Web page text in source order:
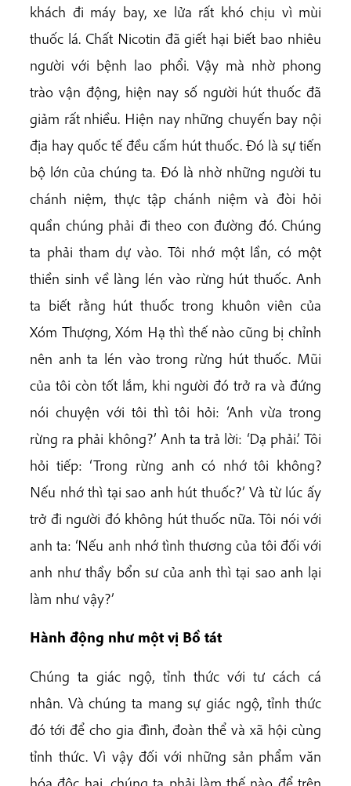
khách đi máy bay, xe lửa rất khó chịu vì mùi
thuốc lá. Chất Nicotin đã giết hại biết bao nhiêu
người với bệnh lao phổi. Vậy mà nhờ phong
trào vận động, hiện nay số người hút thuốc đã
giảm rất nhiều. Hiện nay những chuyến bay nội
địa hay quốc tế đều cấm hút thuốc. Đó là sự tiến
bộ lớn của chúng ta. Đó là nhờ những người tu
chánh niệm, thực tập chánh niệm và đòi hỏi
quần chúng phải đi theo con đường đó. Chúng
ta phải tham dự vào. Tôi nhớ một lần, có một
thiền sinh về làng lén vào rừng hút thuốc. Anh
ta biết rằng hút thuốc trong khuôn viên của
Xóm Thượng, Xóm Hạ thì thế nào cũng bị chỉnh
nên anh ta lén vào trong rừng hút thuốc. Mũi
của tôi còn tốt lắm, khi người đó trở ra và đứng
nói chuyện với tôi thì tôi hỏi: ‘Anh vừa trong
rừng ra phải không?’ Anh ta trả lời: ‘Dạ phải.’ Tôi
hỏi tiếp: ‘Trong rừng anh có nhớ tôi không?
Nếu nhớ thì tại sao anh hút thuốc?’ Và từ lúc ấy
trở đi người đó không hút thuốc nữa. Tôi nói với
anh ta: ‘Nếu anh nhớ tình thương của tôi đối với
anh như thầy bổn sư của anh thì tại sao anh lại
làm như vậy?’
Hành động như một vị Bồ tát
Chúng ta giác ngộ, tỉnh thức với tư cách cá
nhân. Và chúng ta mang sự giác ngộ, tỉnh thức
đó tới để cho gia đình, đoàn thể và xã hội cùng
tỉnh thức. Vì vậy đối với những sản phẩm văn